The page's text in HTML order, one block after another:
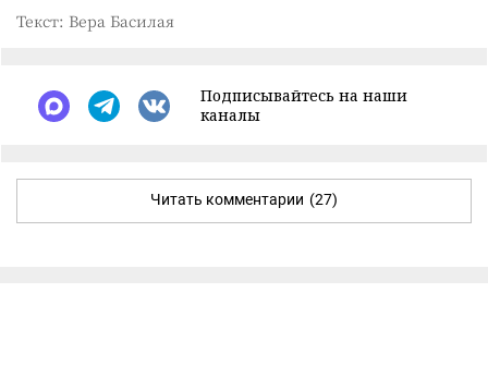
Текст: Вера Басилая
Подписывайтесь на наши
каналы
Читать комментарии (27)